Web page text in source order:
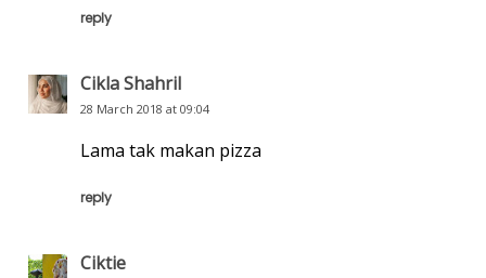
reply
Cikla Shahril
28 March 2018 at 09:04
Lama tak makan pizza
reply
Ciktie